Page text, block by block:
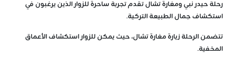
رحلة حيدر نبي ومغارة تشال تقدم تجربة ساحرة للزوار الذين يرغبون في
استكشاف جمال الطبيعة التركية.
تتضمن الرحلة زيارة مغارة تشال، حيث يمكن للزوار استكشاف الأعماق
المخفية.